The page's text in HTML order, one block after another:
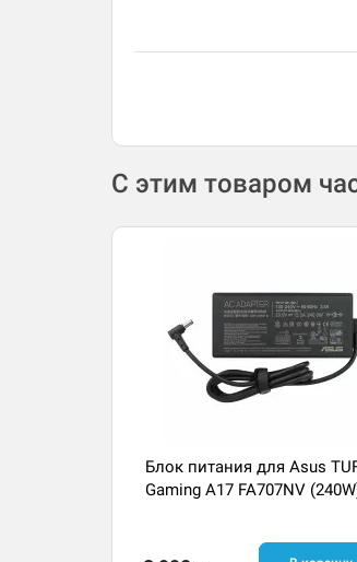
С этим товаром
Блок питания для Asus
Gaming A17 FA707NV